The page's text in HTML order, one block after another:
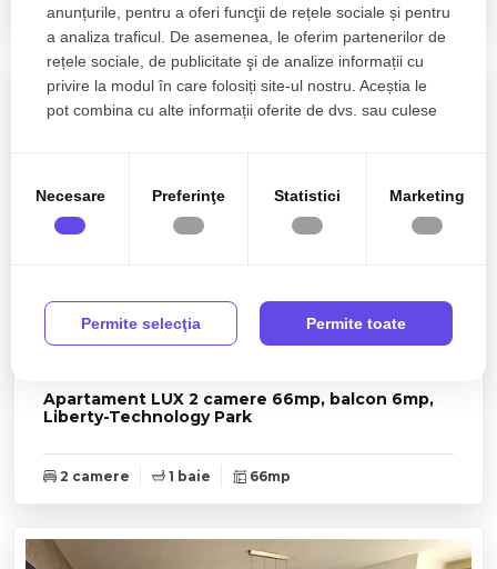
1 camera 53mp
Apartament LUX 2 camere 66mp, balcon 6mp,
Liberty-Technology Park
2 camere 1 baie 66mp
anunțurile, pentru a oferi funcţii de rețele sociale și pentru
a analiza traficul. De asemenea, le oferim partenerilor de
rețele sociale, de publicitate şi de analize informații cu
privire la modul în care folosiți site-ul nostru. Aceștia le
pot combina cu alte informații oferite de dvs. sau culese
Necesare Preferinţe Statistici Marketing
Permite selecţia Permite toate